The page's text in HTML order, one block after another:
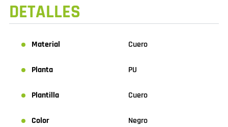
DETALLES
Material Cuero
Planta PU
Plantilla Cuero
Color Negro